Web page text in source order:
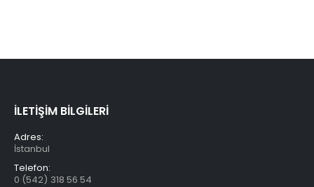
İLETİŞİM BİLGİLERİ
Adres:
İstanbul
Telefon:
0 (542) 318 56 54